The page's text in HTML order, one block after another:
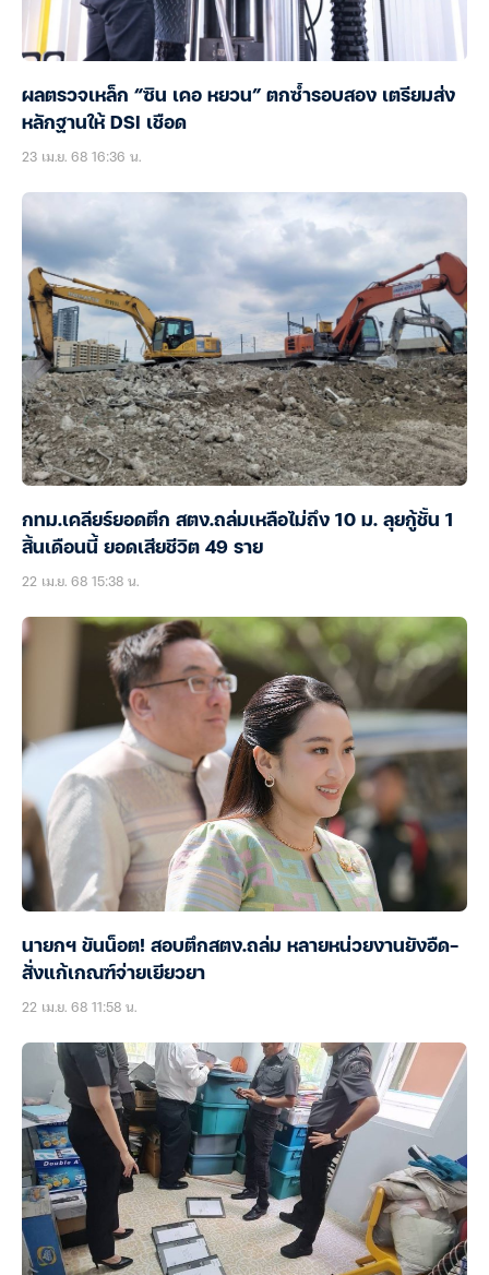
ผลตรวจเหล็ก “ซิน เคอ หยวน” ตกซ้ำรอบสอง เตรียมส่ง
หลักฐานให้ DSI เชือด
23 เม.ย. 68 16:36 น.
กทม.เคลียร์ยอดตึก สตง.ถล่มเหลือไม่ถึง 10 ม. ลุยกู้ชั้น 1
สิ้นเดือนนี้ ยอดเสียชีวิต 49 ราย
22 เม.ย. 68 15:38 น.
นายกฯ ขันน็อต! สอบตึกสตง.ถล่ม หลายหน่วยงานยังอืด-
สั่งแก้เกณฑ์จ่ายเยียวยา
22 เม.ย. 68 11:58 น.